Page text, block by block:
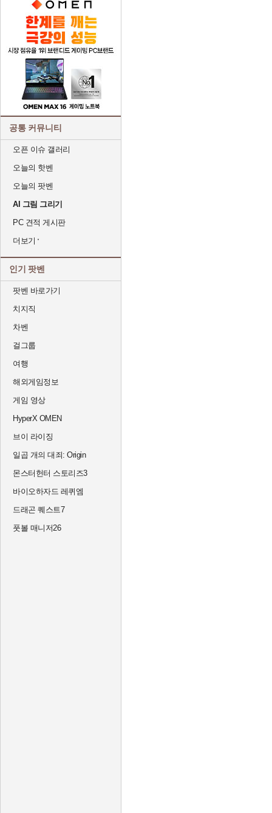
공통 커뮤니티
오픈 이슈 갤러리
오늘의 핫벤
오늘의 팟벤
AI 그림 그리기
PC 견적 게시판
더보기
인기 팟벤
팟벤 바로가기
치지직
차벤
걸그룹
여행
해외게임정보
게임 영상
HyperX OMEN
브이 라이징
일곱 개의 대죄: Origin
몬스터헌터 스토리즈3
바이오하자드 레퀴엠
드래곤 퀘스트7
풋볼 매니저26